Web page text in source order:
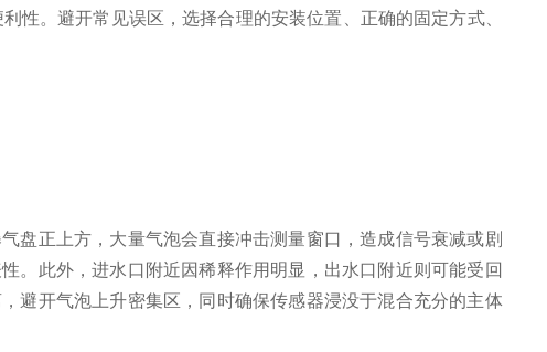
。避开常见误区，选择合理的安装位置、正确的固定方式、
正上方，大量气泡会直接冲击测量窗口，造成信号衰减或剧
。此外，进水口附近因稀释作用明显，出水口附近则可能受回
避开气泡上升密集区，同时确保传感器浸没于混合充分的主体